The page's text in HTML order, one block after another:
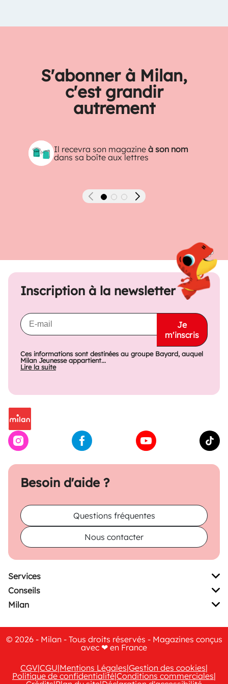
S'abonner à Milan,
c'est grandir
autrement
Il recevra son magazineà son nom
dans sa boîte aux lettres
Précédent Suivant
Besoin d'aide ?
Questions fréquentes
Nous contacter
Inscription à la newsletter
Je
m'inscris
Ces informations sont destinées au groupe Bayard, auquel
Milan Jeunesse appartient...
Lire la suite
Services
Conseils
Milan
© 2026 - Milan - Tous droits réservés - Magazines conçus
avec ❤ en France
CGV|CGU|Mentions Légales|Gestion des cookies|
Politique de confidentialité|Conditions commerciales|